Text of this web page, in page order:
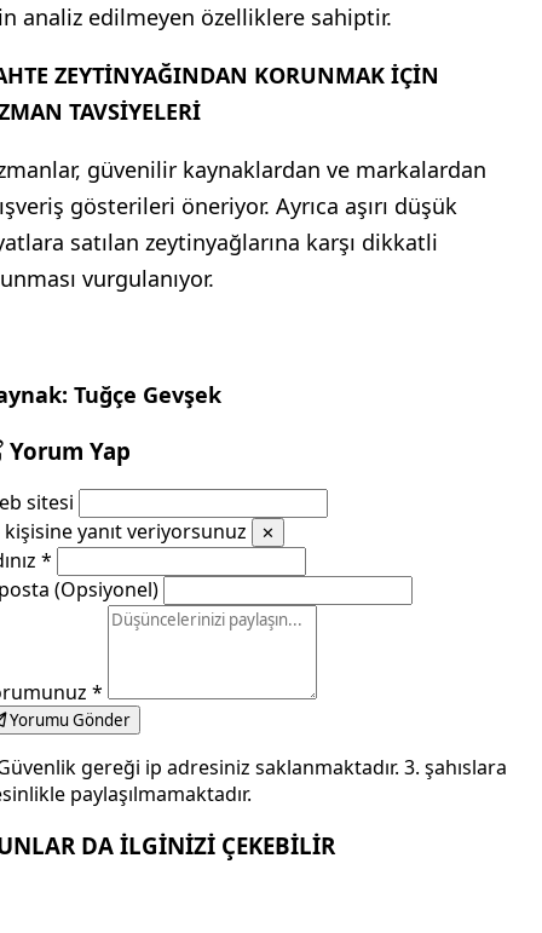
analiz edilmeyen özelliklere sahiptir.
ZEYTİNYAĞINDAN KORUNMAK İÇİN
TAVSİYELERİ
güvenilir kaynaklardan ve markalardan
gösterileri öneriyor. Ayrıca aşırı düşük
satılan zeytinyağlarına karşı dikkatli
vurgulanıyor.
Tuğçe Gevşek
Yorum Yap
sitesi
kişisine yanıt veriyorsunuz
✕
*
(Opsiyonel)
*
Yorumu Gönder
gereği ip adresiniz saklanmaktadır. 3. şahıslara
paylaşılmamaktadır.
DA İLGİNİZİ ÇEKEBİLİR